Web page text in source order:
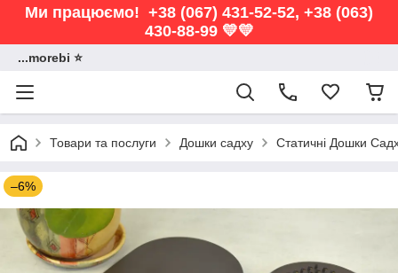
Ми працюємо! +38 (067) 431-52-52, +38 (063)
430-88-99 💛💛
...morebi ⭐️
Товари та послуги Дошки садху Статичні Дошки
–6%